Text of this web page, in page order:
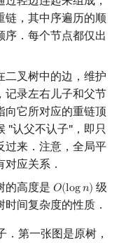
应用
斯定理
方程
剩余
原根
对数
次剩余 & 单位根
分块
生成函数
生成函数
计数
链，其中序遍历的顺
序．每个节点都仅出
二叉树中的边，维护
记录左右儿子和父节
向它所对应的重链顶
"认父不认子"，即只
过来．注意，全局平
应关系．
的高度是 𝑂(log𝑛)
O(logn) 级
间复杂度的性质．
第一张图是原树，